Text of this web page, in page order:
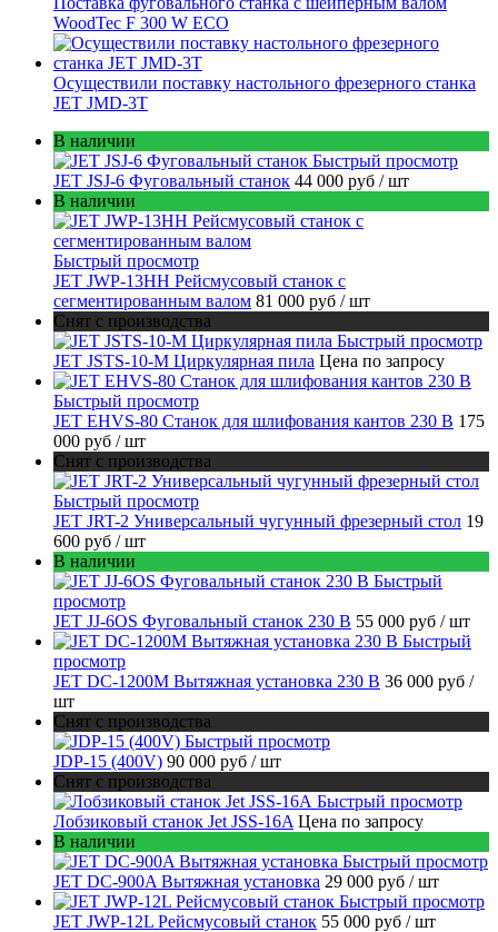
WoodTec F 300 W ECO
Осуществили поставку настольного фрезерного станка
JET JMD-3T
В наличии
Быстрый просмотр
JET JSJ-6 Фуговальный станок 44 000 руб / шт
В наличии
Быстрый просмотр
JET JWP-13HH Рейсмусовый станок с
сегментированным валом 81 000 руб / шт
Снят с производства
Быстрый просмотр
JET JSTS-10-M Циркулярная пила Цена по запросу
Быстрый просмотр
JET EHVS-80 Станок для шлифования кантов 230 В 175
000 руб / шт
Снят с производства
Быстрый просмотр
JET JRT-2 Универсальный чугунный фрезерный стол 19
600 руб / шт
В наличии
Быстрый
просмотр
JET JJ-6OS Фуговальный станок 230 В 55 000 руб / шт
Быстрый
просмотр
JET DC-1200M Вытяжная установка 230 В 36 000 руб /
шт
Снят с производства
Быстрый просмотр
JDP-15 (400V) 90 000 руб / шт
Снят с производства
Быстрый просмотр
Лобзиковый станок Jet JSS-16A Цена по запросу
В наличии
Быстрый просмотр
JET DC-900A Вытяжная установка 29 000 руб / шт
Быстрый просмотр
JET JWP-12L Рейсмусовый станок 55 000 руб / шт